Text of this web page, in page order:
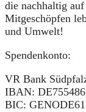
die nachhaltig
Mitgeschöpfen
und Umwelt!
Spendenkonto:
VR Bank
IBAN:
BIC: